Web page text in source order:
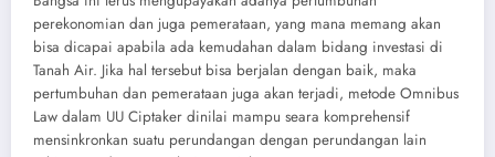
perekonomian dan juga pemerataan, yang mana memang akan
bisa dicapai apabila ada kemudahan dalam bidang investasi di
Tanah Air. Jika hal tersebut bisa berjalan dengan baik, maka
pertumbuhan dan pemerataan juga akan terjadi, metode Omnibus
Law dalam UU Ciptaker dinilai mampu seara komprehensif
mensinkronkan suatu perundangan dengan perundangan lain